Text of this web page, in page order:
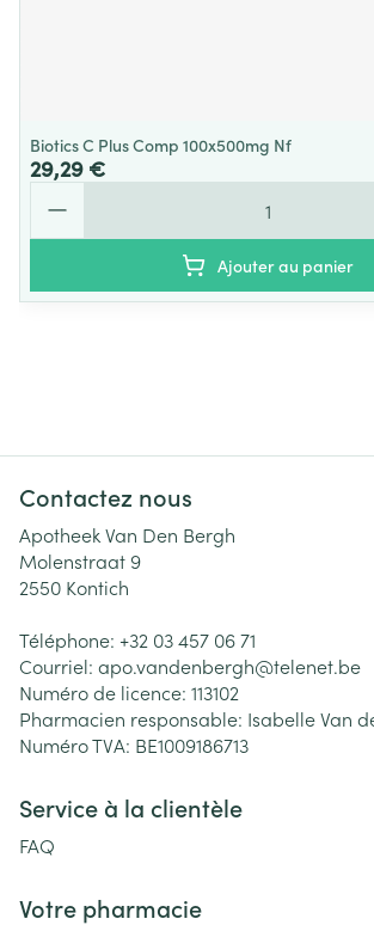
Biotics C Plus Comp 100x500mg Nf
29,29 €
Ajouter au panier
Contactez nous
Apotheek Van Den Bergh
Molenstraat 9
2550 Kontich
Téléphone: +32 03 457 06 71
Courriel: apo.vandenbergh@telenet.be
Numéro de licence: 113102
Pharmacien responsable: Isabelle Van
Numéro TVA: BE1009186713
Service à la clientèle
FAQ
Votre pharmacie